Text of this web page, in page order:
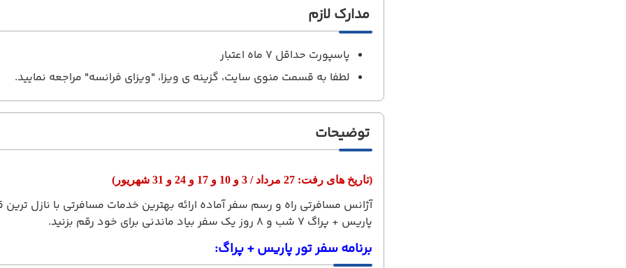
مدارک لازم
پاسپورت حداقل 7 ماه اعتبار
لطفا به قسمت منوی سایت، گزینه ی ویزا، "ویزای فرانسه" مراجعه نمایید.
توضیحات
(تاریخ های رفت: 27 مرداد / 3 و 10 و 17 و 24 و 31 شهریور )
آژانس مسافرتی راه و رسم سفر آماده ارائه بهترین خدمات مسافرتی با نازل
پاریس + پراگ 7 شب و 8 روز یک سفر بیاد ماندنی برای خود رقم بزنید.
برنامه سفر تور پاریس + پراگ: